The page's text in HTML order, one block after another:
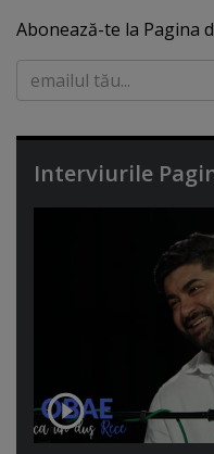
Abonează-te la Pagina
Interviurile